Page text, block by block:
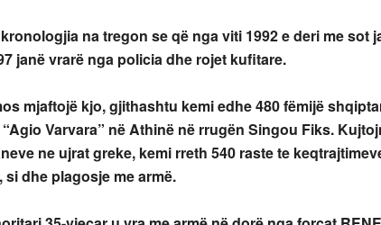
na tregon se që nga viti 1992 e deri me sot
janë vrarë nga policia dhe rojet kufitare.
mjaftojë kjo, gjithashtu kemi edhe 480 fëmijë
Varvara” në Athinë në rrugën Singou Fiks.
ne ujrat greke, kemi rreth 540 raste te
si dhe plagosje me armë.